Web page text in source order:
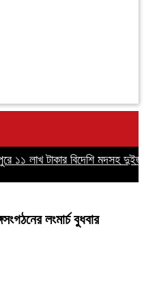
১১ লাখ টাকার বিদেশি মদসহ
লংমার্চ বুধবার